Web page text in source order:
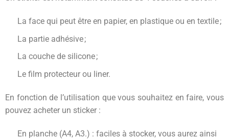
La face qui peut être en papier, en plastique ou en textile ;
La partie adhésive ;
La couche de silicone ;
Le film protecteur ou liner.
En fonction de l’utilisation que vous souhaitez en faire, vous
pouvez acheter un sticker :
En planche (A4, A3.) : faciles à stocker, vous aurez ainsi